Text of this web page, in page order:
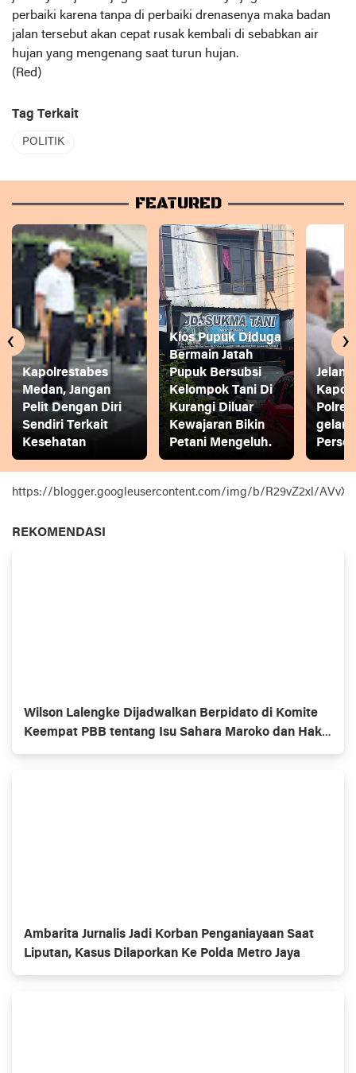
perbaiki karena tanpa di perbaiki drenasenya maka badan
jalan tersebut akan cepat rusak kembali di sebabkan air
hujan yang mengenang saat turun hujan.
(Red)
Tag Terkait
POLITIK
FEATURED
Kapolrestabes
Medan, Jangan
Pelit Dengan Diri
Sendiri Terkait
Kesehatan
Kios Pupuk Diduga
Bermain Jatah
Pupuk Bersubsi
Kelompok Tani Di
Kurangi Diluar
Kewajaran Bikin
Petani Mengeluh.
gelar
‹ ›
https://blogger.googleusercontent.com/img/b/R29vZ2xl/
REKOMENDASI
Wilson Lalengke Dijadwalkan Berpidato di Komite
Keempat PBB tentang Isu Sahara Maroko dan Hak
Asasi Manusia
Ambarita Jurnalis Jadi Korban Penganiayaan Saat
Liputan, Kasus Dilaporkan Ke Polda Metro Jaya